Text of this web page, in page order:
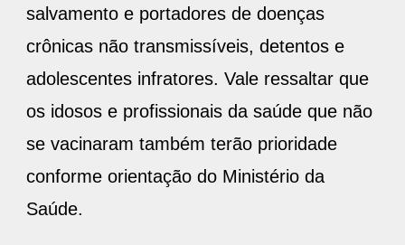
adolescentes infratores. Vale ressaltar que
os idosos e profissionais da saúde que não
se vacinaram também terão prioridade
conforme orientação do Ministério da
Saúde.
Segundo o assessor técnico da Sesma,